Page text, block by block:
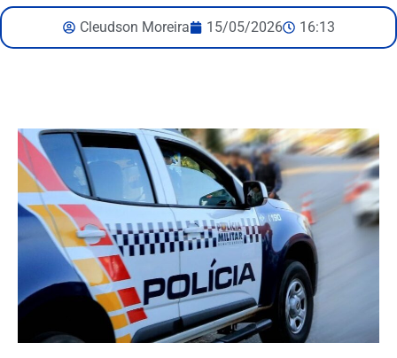
Cleudson Moreira 15/05/2026 16:13